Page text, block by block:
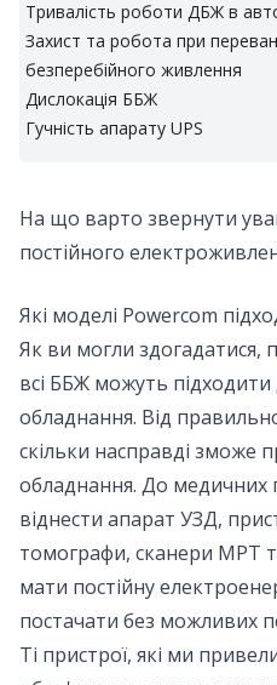
Тривалість роботи ДБЖ в
Захист та робота при
безперебійного живлення
Дислокація ББЖ
Гучність апарату UPS
На що варто звернути
постійного
Які моделі Powercom
Як ви могли здогадатися,
всі ББЖ можуть
обладнання. Від
скільки насправді зможе
обладнання. До медичних
віднести апарат УЗД,
томографи, сканери МРТ
мати постійну
постачати без можливих
Ті пристрої, які ми